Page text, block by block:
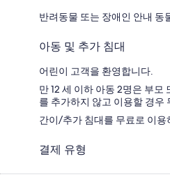
반려동물 또는 장애인 안내 동
아동 및 추가 침대
어린이 고객을 환영합니다.
만 12 세 이하 아동 2명은 부
를 추가하지 않고 이용할 경우
간이/추가 침대를 무료로 이용
결제 유형